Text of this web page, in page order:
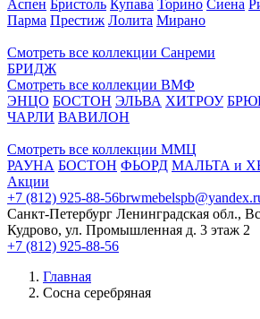
Аспен Бристоль Купава Торино Сиена
Парма Престиж Лолита Мирано
Смотреть все коллекции Санреми
БРИДЖ
Смотреть все коллекции ВМФ
ЭНЦО БОСТОН ЭЛЬВА ХИТРОУ
ЧАРЛИ ВАВИЛОН
Смотреть все коллекции ММЦ
РАУНА БОСТОН ФЬОРД МАЛЬТА и
Акции
+7 (812) 925-88-56
Санкт-Петербург Ленинградская обл.,
Кудрово, ул. Промышленная д. 3 этаж 2
+7 (812) 925-88-56
Главная
Сосна серебряная